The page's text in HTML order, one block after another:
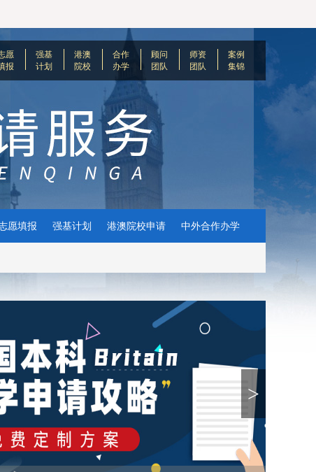
愿
报
强基
计划
港澳
院校
合作
办学
顾问
团队
师资
团队
案例
集锦
愿填报 强基计划 港澳院校申请 中外合作办学
>